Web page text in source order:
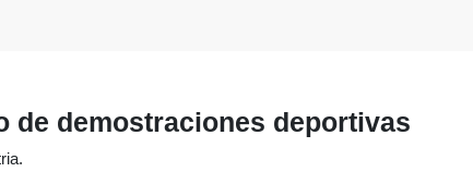
de demostraciones deportivas